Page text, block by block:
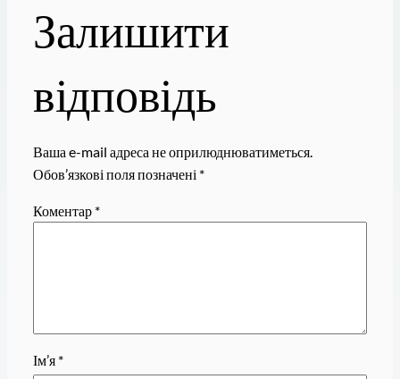
Залишити
відповідь
Ваша e-mail адреса не оприлюднюватиметься.
Обов’язкові поля позначені *
Коментар *
Ім’я *